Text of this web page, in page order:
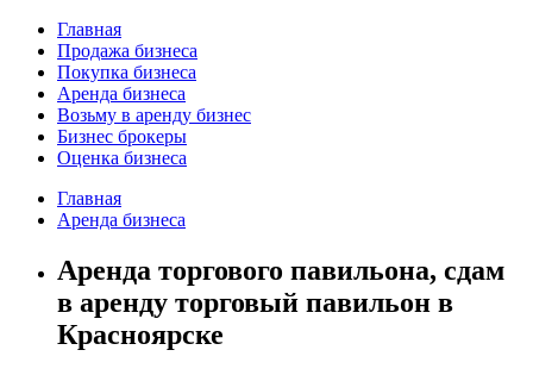
Главная
Продажа бизнеса
Покупка бизнеса
Аренда бизнеса
Возьму в аренду бизнес
Бизнес брокеры
Оценка бизнеса
Главная
Аренда бизнеса
Аренда торгового павильона, сдам
в аренду торговый павильон в
Красноярске